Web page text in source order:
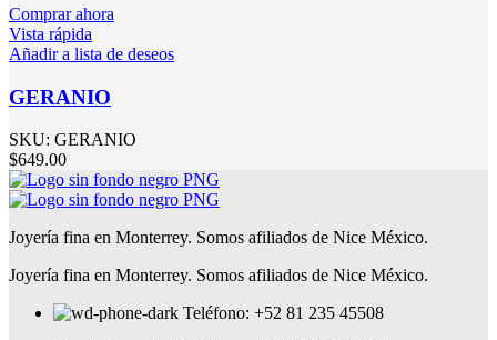
Comprar ahora
Vista rápida
Añadir a lista de deseos
GERANIO
SKU: GERANIO
$649.00
Joyería fina en Monterrey. Somos afiliados de Nice México.
Joyería fina en Monterrey. Somos afiliados de Nice México.
Teléfono: +52 81 235 45508